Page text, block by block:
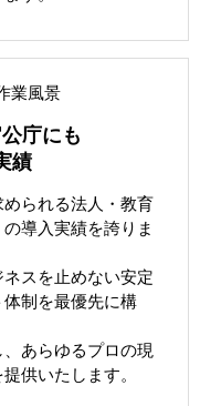
庁にも
績
られる法人・教育
導入実績を誇りま
スを止めない安定
制を最優先に構
あらゆるプロの現
供いたします。